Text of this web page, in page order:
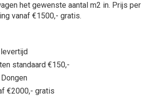
het gewenste aantal m2 in. Prijs per
vanaf €1500,- gratis.
standaard €150,-
€2000,- gratis